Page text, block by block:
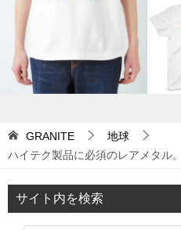
GRANITE
地球
ハイテク製品に必須のレアメタル
サイト内を検索